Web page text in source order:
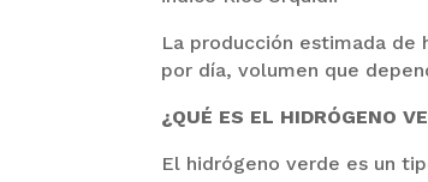
La producción estimada de
por día, volumen que
¿QUÉ ES EL HIDRÓGENO
El hidrógeno verde es un